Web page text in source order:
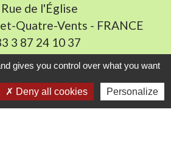
de l'Église
Quatre-Vents - FRANCE
3 87 24 10 37
en mairie :
à 12h et de 16h à 19h
de 8h à 11h et de 14h à
gives you control over what you want
Deny all cookies Personalize